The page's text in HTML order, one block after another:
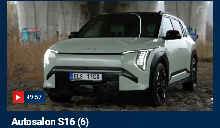
49:57
Autosalon S16 (6)